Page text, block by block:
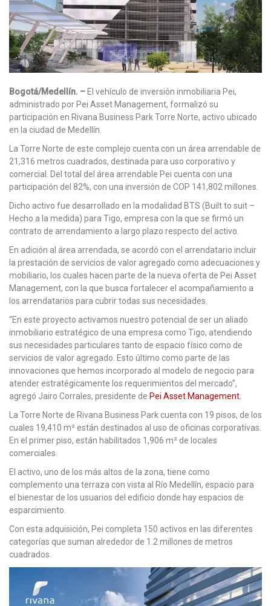
Bogotá/Medellín. – El vehículo de inversión inmobiliaria Pei,
administrado por Pei Asset Management, formalizó su
participación en Rivana Business Park Torre Norte, activo ubicado
en la ciudad de Medellín.
La Torre Norte de este complejo cuenta con un área arrendable de
21,316 metros cuadrados, destinada para uso corporativo y
comercial. Del total del área arrendable Pei cuenta con una
participación del 82%, con una inversión de COP 141,802 millones.
Dicho activo fue desarrollado en la modalidad BTS (Built to suit –
Hecho a la medida) para Tigo, empresa con la que se firmó un
contrato de arrendamiento a largo plazo respecto del activo.
En adición al área arrendada, se acordó con el arrendatario incluir
la prestación de servicios de valor agregado como adecuaciones y
mobiliario, los cuales hacen parte de la nueva oferta de Pei Asset
Management, con la que busca fortalecer el acompañamiento a
los arrendatarios para cubrir todas sus necesidades.
“En este proyecto activamos nuestro potencial de ser un aliado
inmobiliario estratégico de una empresa como Tigo, atendiendo
sus necesidades particulares tanto de espacio físico como de
servicios de valor agregado. Esto último como parte de las
innovaciones que hemos incorporado al modelo de negocio para
atender estratégicamente los requerimientos del mercado”,
agregó Jairo Corrales, presidente de Pei Asset Management.
La Torre Norte de Rivana Business Park cuenta con 19 pisos, de los
cuales 19,410 m² están destinados al uso de oficinas corporativas.
En el primer piso, están habilitados 1,906 m² de locales
comerciales.
El activo, uno de los más altos de la zona, tiene como
complemento una terraza con vista al Río Medellín, espacio para
el bienestar de los usuarios del edificio donde hay espacios de
esparcimiento.
Con esta adquisición, Pei completa 150 activos en las diferentes
categorías que suman alrededor de 1.2 millones de metros
cuadrados.